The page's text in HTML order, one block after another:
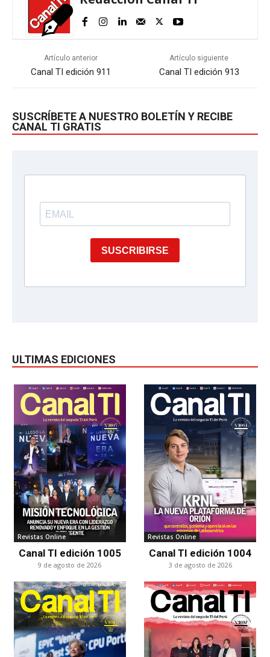
Artículo anterior
Canal TI edición 911
Artículo siguiente
Canal TI edición 913
SUSCRÍBETE A NUESTRO BOLETÍN Y RECIBE
CANAL TI GRATIS
ULTIMAS EDICIONES
Revistas Online
Canal TI edición 1005
9 de agosto de 2026
Revistas Online
Canal TI edición 1004
3 de agosto de 2026